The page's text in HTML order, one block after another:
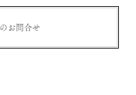
お問合せ